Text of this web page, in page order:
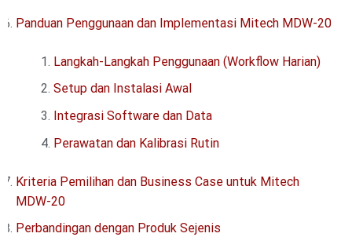
Panduan Penggunaan dan Implementasi Mitech MDW-20
Langkah-Langkah Penggunaan (Workflow Harian)
Setup dan Instalasi Awal
Integrasi Software dan Data
Perawatan dan Kalibrasi Rutin
Kriteria Pemilihan dan Business Case untuk Mitech
MDW-20
Perbandingan dengan Produk Sejenis